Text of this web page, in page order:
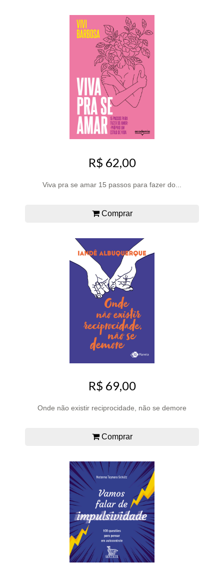
R$ 62,00
Viva pra se amar 15 passos para fazer do...
Comprar
R$ 69,00
Onde não existir reciprocidade, não se demore
Comprar